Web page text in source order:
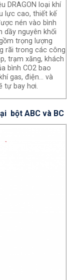
DRAGON loại khí
lực cao, thiết kế
nén vào bình
dầy nguyên khối
trọng lượng
rãi trong các công
trạm xăng, khách
bình CO2 bao
gas, điện… và
tự bay hơi.
bột ABC và BC